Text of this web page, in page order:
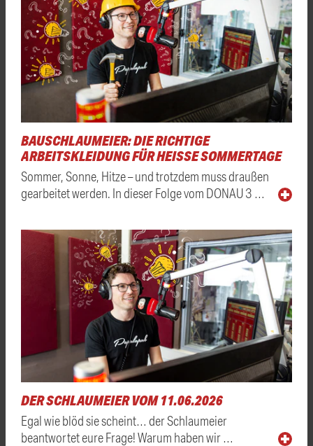
BAUSCHLAUMEIER: DIE RICHTIGE
ARBEITSKLEIDUNG FÜR HEISSE SOMMERTAGE
Sommer, Sonne, Hitze – und trotzdem muss draußen
gearbeitet werden. In dieser Folge vom DONAU 3 …
DER SCHLAUMEIER VOM 11.06.2026
Egal wie blöd sie scheint… der Schlaumeier
beantwortet eure Frage! Warum haben wir …